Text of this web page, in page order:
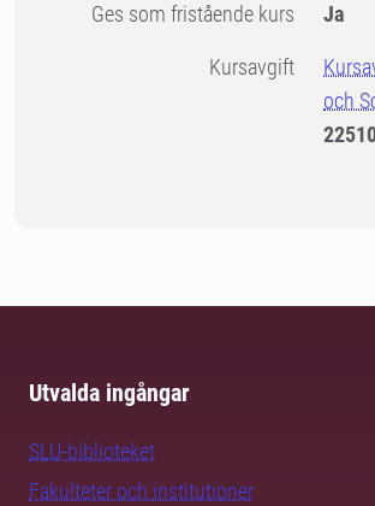
Ges som fristående kurs Ja
Kursavgift
och
Utvalda ingångar
SLU-biblioteket
Fakulteter och institutioner